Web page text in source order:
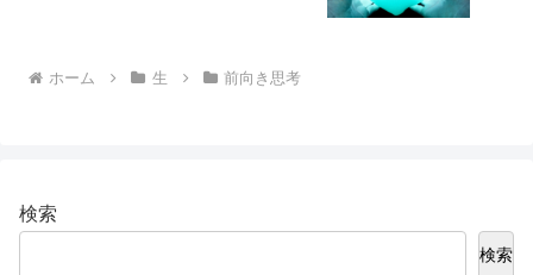
ホーム 生 前向き思考
検索
検索